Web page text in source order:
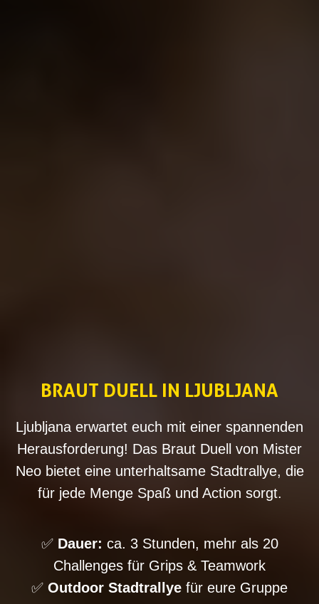
BRAUT DUELL IN LJUBLJANA
Ljubljana erwartet euch mit einer spannenden
Herausforderung! Das Braut Duell von Mister
Neo bietet eine unterhaltsame Stadtrallye, die
für jede Menge Spaß und Action sorgt.
✅ Dauer: ca. 3 Stunden, mehr als 20
Challenges für Grips & Teamwork
✅ Outdoor Stadtrallye für eure Gruppe